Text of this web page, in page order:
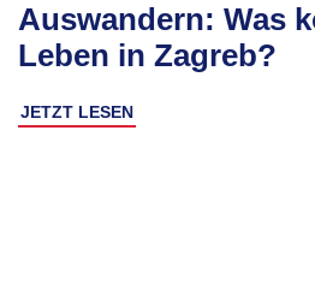
Auswandern: Was
Leben in Zagreb?
JETZT LESEN